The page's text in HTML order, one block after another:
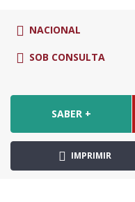
NACIONAL
SOB CONSULTA
SABER +
IMPRIMIR